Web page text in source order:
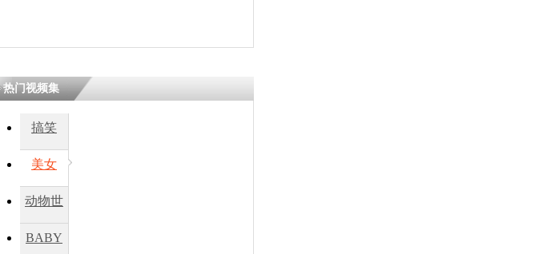
热门视频集
搞笑
美女
动物世
BABY